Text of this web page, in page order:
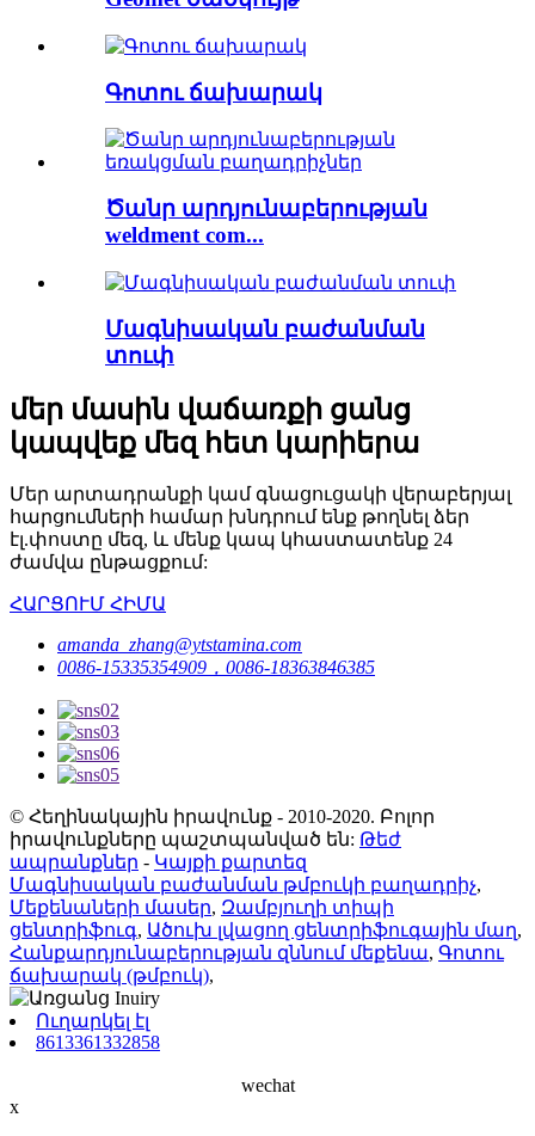
Գոտու ճախարակ
Ծանր արդյունաբերության
weldment com...
Մագնիսական բաժանման
տուփ
մեր մասին վաճառքի ցանց
կապվեք մեզ հետ կարիերա
Մեր արտադրանքի կամ գնացուցակի վերաբերյալ
հարցումների համար խնդրում ենք թողնել ձեր
էլ.փոստը մեզ, և մենք կապ կհաստատենք 24
ժամվա ընթացքում:
ՀԱՐՑՈՒՄ ՀԻՄԱ
amanda_zhang@ytstamina.com
0086-15335354909，0086-18363846385
© Հեղինակային իրավունք - 2010-2020. Բոլոր
իրավունքները պաշտպանված են: Թեժ
ապրանքներ - Կայքի քարտեզ
Մագնիսական բաժանման թմբուկի բաղադրիչ,
Մեքենաների մասեր, Զամբյուղի տիպի
ցենտրիֆուգ, Ածուխ լվացող ցենտրիֆուգային մաղ,
Հանքարդյունաբերության զննում մեքենա, Գոտու
ճախարակ (թմբուկ),
Ուղարկել էլ
8613361332858
wechat
x